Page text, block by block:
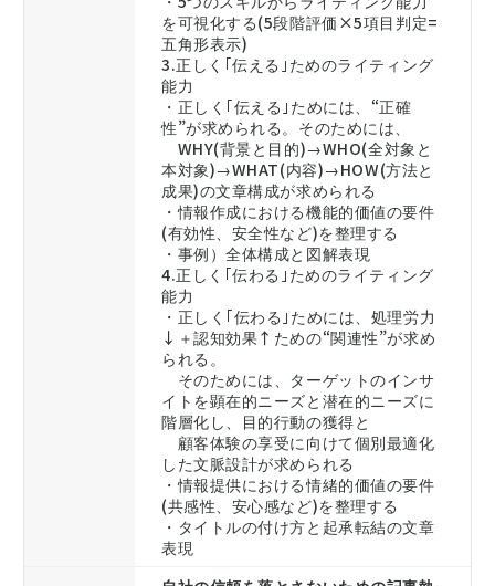
を可視化する(5段階評価×5項目判定=
五角形表示)
3.正しく｢伝える｣ためのライティング
能力
・正しく｢伝える｣ためには、“正確
性”が求められる。そのためには、
WHY(背景と目的)→WHO(全対象と
本対象)→WHAT(内容)→HOW(方法と
成果)の文章構成が求められる
・情報作成における機能的価値の要件
(有効性、安全性など)を整理する
・事例）全体構成と図解表現
4.正しく｢伝わる｣ためのライティング
能力
・正しく｢伝わる｣ためには、処理労力
↓＋認知効果↑ための“関連性”が求め
られる。
そのためには、ターゲットのインサ
イトを顕在的ニーズと潜在的ニーズに
階層化し、目的行動の獲得と
顧客体験の享受に向けて個別最適化
した文脈設計が求められる
・情報提供における情緒的価値の要件
(共感性、安心感など)を整理する
・タイトルの付け方と起承転結の文章
表現